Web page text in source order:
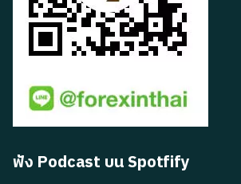
ฟัง Podcast บน Spotfify